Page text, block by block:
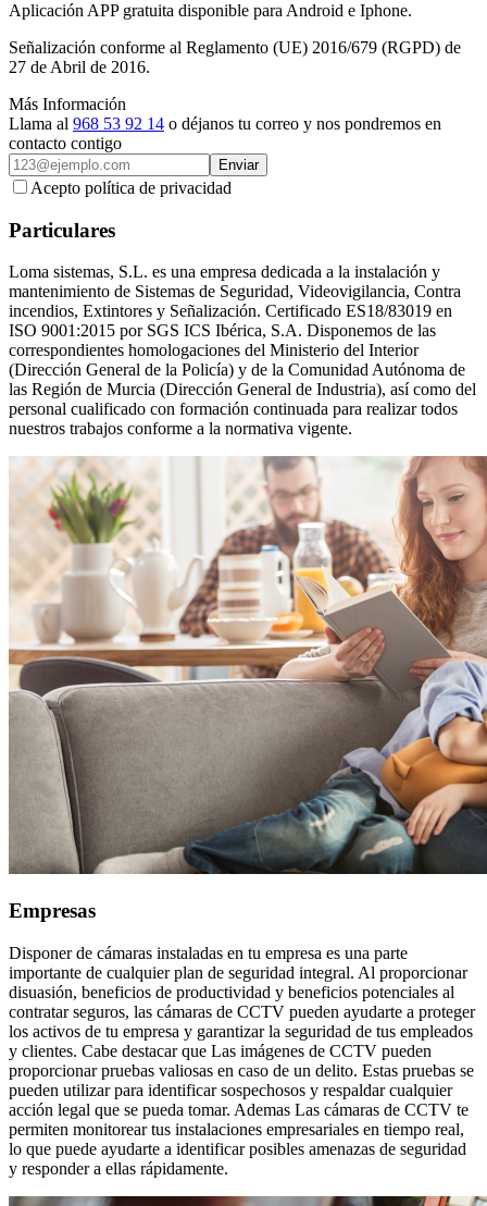
Aplicación APP gratuita disponible para Android e Iphone.
Señalización conforme al Reglamento (UE) 2016/679 (RGPD) de
27 de Abril de 2016.
Más Información
Llama al 968 53 92 14 o déjanos tu correo y nos pondremos en
contacto contigo
Enviar
Acepto política de privacidad
Particulares
Loma sistemas, S.L. es una empresa dedicada a la instalación y
mantenimiento de Sistemas de Seguridad, Videovigilancia, Contra
incendios, Extintores y Señalización. Certificado ES18/83019 en
ISO 9001:2015 por SGS ICS Ibérica, S.A. Disponemos de las
correspondientes homologaciones del Ministerio del Interior
(Dirección General de la Policía) y de la Comunidad Autónoma de
las Región de Murcia (Dirección General de Industria), así como del
personal cualificado con formación continuada para realizar todos
nuestros trabajos conforme a la normativa vigente.
Empresas
Disponer de cámaras instaladas en tu empresa es una parte
importante de cualquier plan de seguridad integral. Al proporcionar
disuasión, beneficios de productividad y beneficios potenciales al
contratar seguros, las cámaras de CCTV pueden ayudarte a proteger
los activos de tu empresa y garantizar la seguridad de tus empleados
y clientes. Cabe destacar que Las imágenes de CCTV pueden
proporcionar pruebas valiosas en caso de un delito. Estas pruebas se
pueden utilizar para identificar sospechosos y respaldar cualquier
acción legal que se pueda tomar. Ademas Las cámaras de CCTV te
permiten monitorear tus instalaciones empresariales en tiempo real,
lo que puede ayudarte a identificar posibles amenazas de seguridad
y responder a ellas rápidamente.